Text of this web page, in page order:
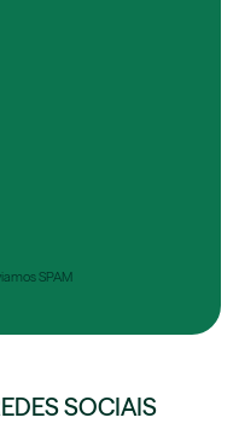
SPAM
SOCIAIS